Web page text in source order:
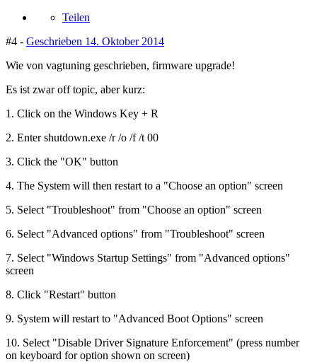
Teilen
#4 - Geschrieben 14. Oktober 2014
Wie von vagtuning geschrieben, firmware upgrade!
Es ist zwar off topic, aber kurz:
1. Click on the Windows Key + R
2. Enter shutdown.exe /r /o /f /t 00
3. Click the "OK" button
4. The System will then restart to a "Choose an option" screen
5. Select "Troubleshoot" from "Choose an option" screen
6. Select "Advanced options" from "Troubleshoot" screen
7. Select "Windows Startup Settings" from "Advanced options"
screen
8. Click "Restart" button
9. System will restart to "Advanced Boot Options" screen
10. Select "Disable Driver Signature Enforcement" (press number
on keyboard for option shown on screen)